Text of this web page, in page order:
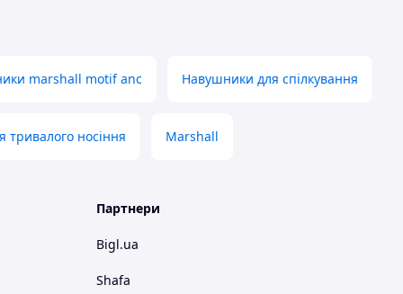
marshall motif anc Навушники для спілкування
носіння Marshall
Партнери
Bigl.ua
Shafa